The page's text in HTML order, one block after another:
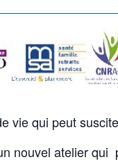
vie qui peut
nouvel atelier